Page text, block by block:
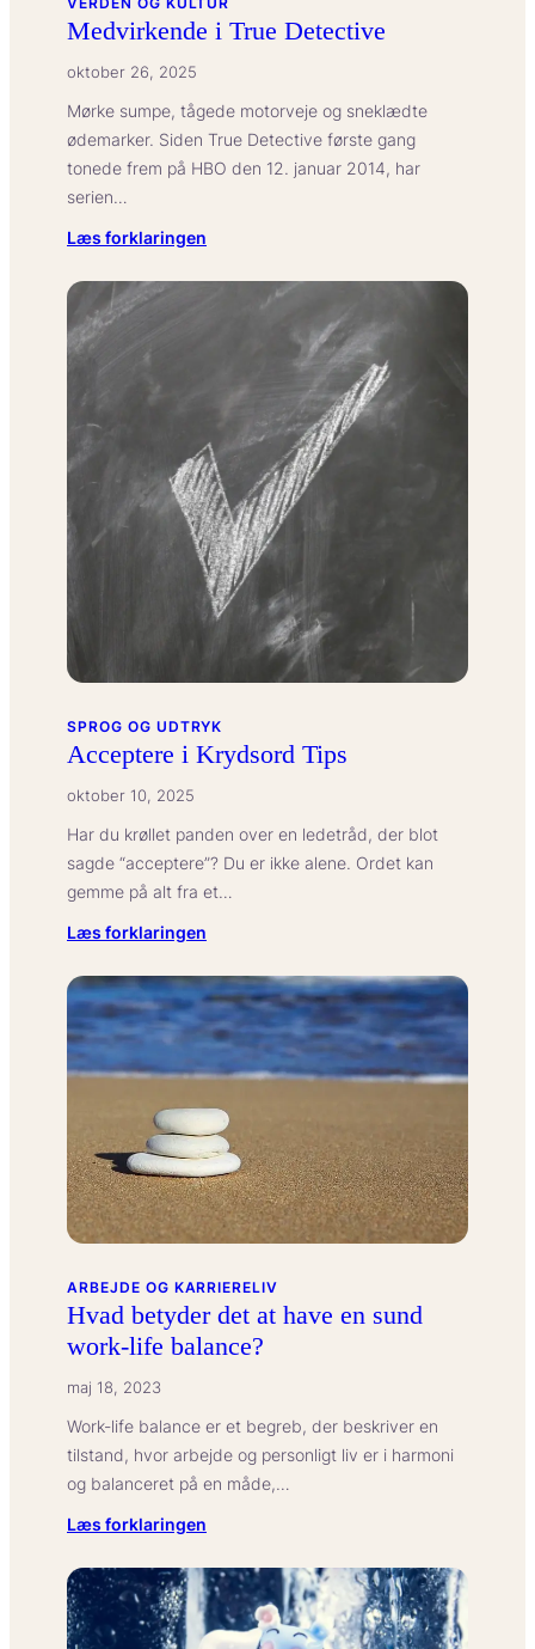
Medvirkende i True Detective
oktober 26, 2025
Mørke sumpe, tågede motorveje og sneklædte
ødemarker. Siden True Detective første gang
tonede frem på HBO den 12. januar 2014, har
serien…
Læs forklaringen
SPROG OG UDTRYK
Acceptere i Krydsord Tips
oktober 10, 2025
Har du krøllet panden over en ledetråd, der blot
sagde “acceptere”? Du er ikke alene. Ordet kan
gemme på alt fra et…
Læs forklaringen
i
Krydsord
Tips
ARBEJDE OG KARRIERELIV
Hvad betyder det at have en sund
work-life balance?
maj 18, 2023
Work-life balance er et begreb, der beskriver en
tilstand, hvor arbejde og personligt liv er i harmoni
og balanceret på en måde,…
Læs forklaringen
betyder
det
at